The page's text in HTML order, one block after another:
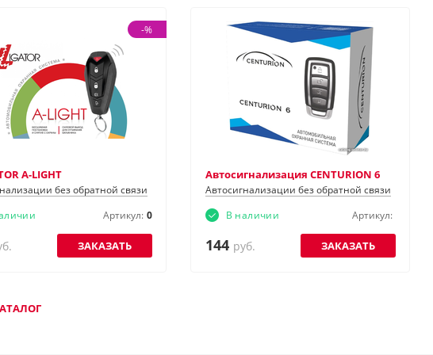
-%
А-LIGHT
без обратной связи
Артикул: 0
ЗАКАЗАТЬ
Автосигнализация CENTURION 6
Автосигнализации без обратной связи
В наличии
Артикул:
144 руб. ЗАКАЗАТЬ